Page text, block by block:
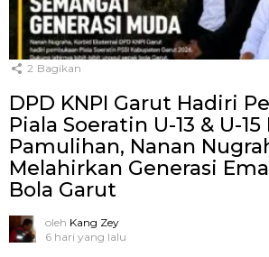
2 Bagikan
DPD KNPI Garut Hadiri
Piala Soeratin U-13 & U-15
Pamulihan, Nanan
Melahirkan Generasi
Bola Garut
oleh Kang Zey
6 hari yang lalu